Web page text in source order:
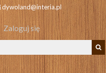
dywoland@interia.pl
Zaloguj się